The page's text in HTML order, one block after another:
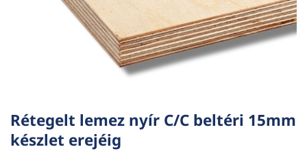
Rétegelt lemez nyír C/C beltéri 15mm
készlet erejéig